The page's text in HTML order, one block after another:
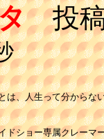
投稿
は、人生って分からな
ドショー専属クレーマ